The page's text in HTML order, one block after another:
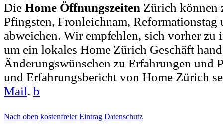
Die Home Öffnungszeiten Zürich können
Pfingsten, Fronleichnam,
abweichen. Wir empfehlen, sich vorher zu
um ein lokales Home Zürich Geschäft
Änderungswünschen zu Erfahrungen und
und Erfahrungsbericht von Home Zürich
Mail. b
Nach oben kostenfreier Eintrag Datenschutz